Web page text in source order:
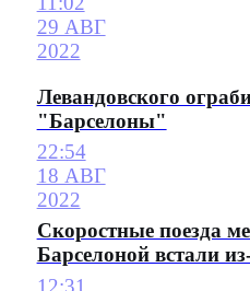
29 АВГ
2022
Левандовского
"Барселоны"
22:54
18 АВГ
2022
Скоростные поезда
Барселоной встали
12:31